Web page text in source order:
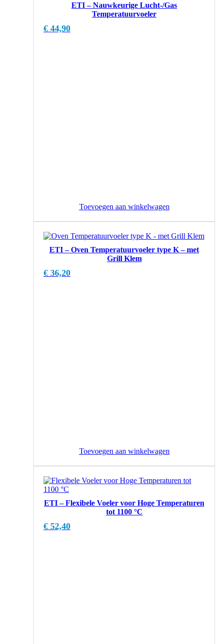
ETI – Nauwkeurige Lucht-/Gas
Temperatuurvoeler
€ 44,90
Toevoegen aan winkelwagen
ETI – Oven Temperatuurvoeler type K – met
Grill Klem
€ 36,20
Toevoegen aan winkelwagen
ETI – Flexibele Voeler voor Hoge Temperaturen
tot 1100 °C
€ 52,40